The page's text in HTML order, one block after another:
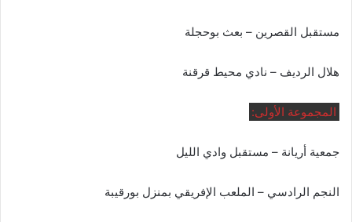
مستقبل القصرين – بعث بوحجلة
هلال الرديف – نادي محيط قرقنة
المجموعة الأولى:
جمعية أريانة – مستقبل وادي الليل
النجم الرادسي – الملعب الإفريقي بمنزل بورقيبة